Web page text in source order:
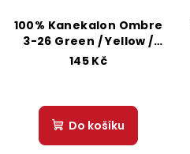
100% Kanekalon Ombre
3-26 Green / Yellow /
99#
145 Kč
Do košíku